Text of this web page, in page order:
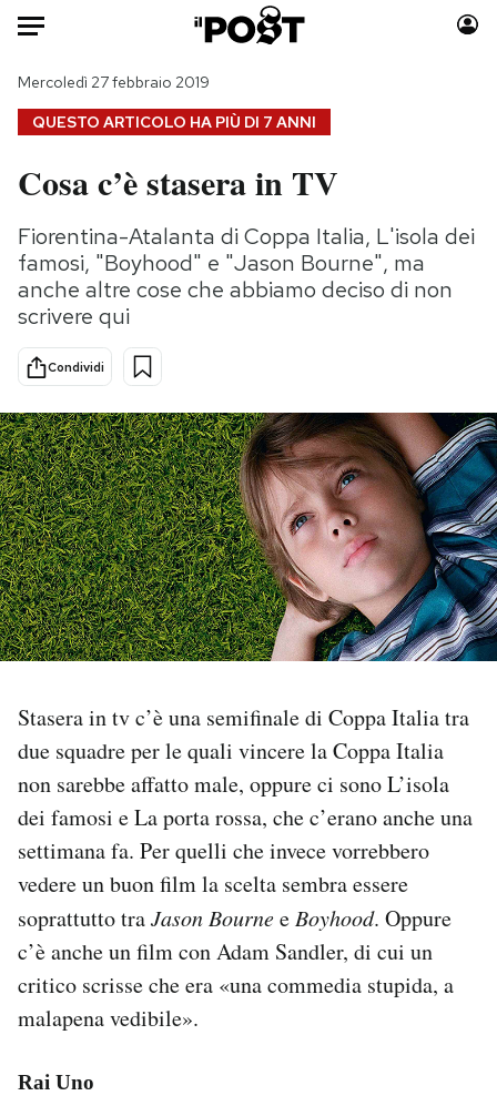
HOME
Italia
Politica
Tecnologia
Internet
Scienza
Cultura
Economia
Sport
Moda
Consumismi
Storie/Idee
Altrecose
Mondiali calcio 2026
PODCAST
NEWSLETTER
SHOP
Area Personale
Newsletter
Notifiche mobile
QUESTO ARTICOLO HA PIÙ DI 7 ANNI
Mercoledì 27 febbraio 2019
Cosa c’è stasera in TV
Fiorentina-Atalanta di Coppa Italia, L'isola dei
famosi, "Boyhood" e "Jason Bourne", ma
anche altre cose che abbiamo deciso di non
scrivere qui
Condividi
Stasera in tv c’è una semifinale di Coppa Italia tra
due squadre per le quali vincere la Coppa Italia
non sarebbe affatto male, oppure ci sono L’isola
dei famosi e La porta rossa, che c’erano anche una
settimana fa. Per quelli che invece vorrebbero
vedere un buon film la scelta sembra essere
soprattutto traJason BourneeBoyhood. Oppure
c’è anche un film con Adam Sandler, di cui un
critico scrisse che era «una commedia stupida, a
malapena vedibile».
Rai Uno